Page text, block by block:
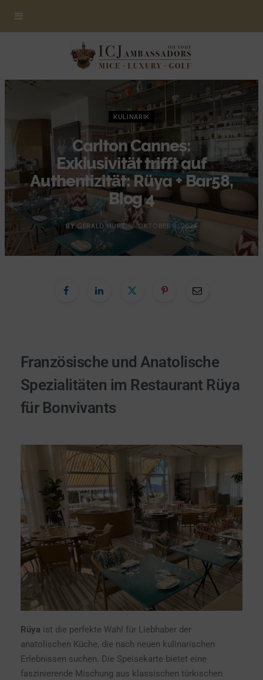
KULINARIK
Carlton Cannes:
Exklusivität trifft auf
Authentizität: Rüya + Bar58,
Blog 4
BY GERALD HUFT OKTOBER 8, 2024
Französische und Anatolische
Spezialitäten im Restaurant Rüya
für Bonvivants
Rüya ist die perfekte Wahl für Liebhaber der
anatolischen Küche, die nach neuen kulinarischen
Erlebnissen suchen. Die Speisekarte bietet eine
faszinierende Mischung aus klassischen türkischen